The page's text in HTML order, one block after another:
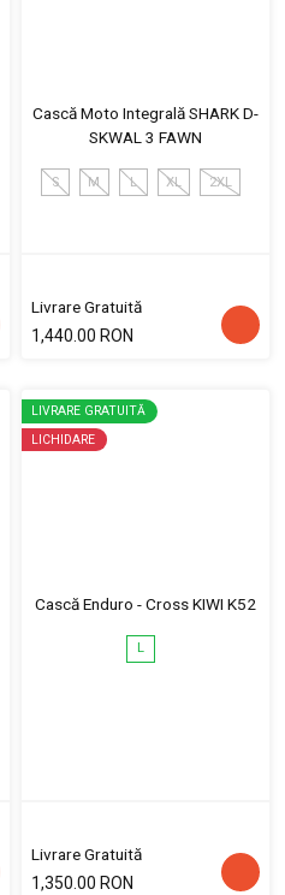
Cască Moto Integrală SHARK D-
SKWAL 3 FAWN
S M L XL 2XL
Livrare Gratuită
1,440.00 RON
LIVRARE GRATUITĂ
LICHIDARE
Cască Enduro - Cross KIWI K52
L
Livrare Gratuită
1,350.00 RON